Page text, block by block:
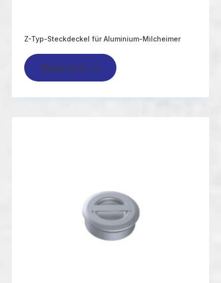
Z-Typ-Steckdeckel für Aluminium-Milcheimer
Read more